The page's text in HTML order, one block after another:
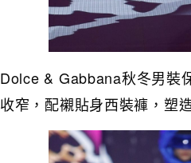
Dolce & Gabbana秋冬男裝
收窄，配襯貼身西裝褲，塑